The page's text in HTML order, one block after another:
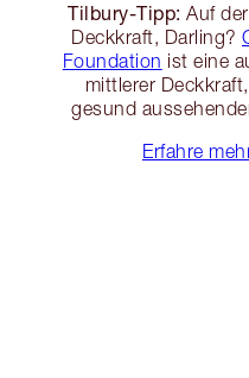
Tilbury-Tipp: Auf
Deckkraft, Darling?
Foundation ist eine
mittlerer
gesund
Erfahre